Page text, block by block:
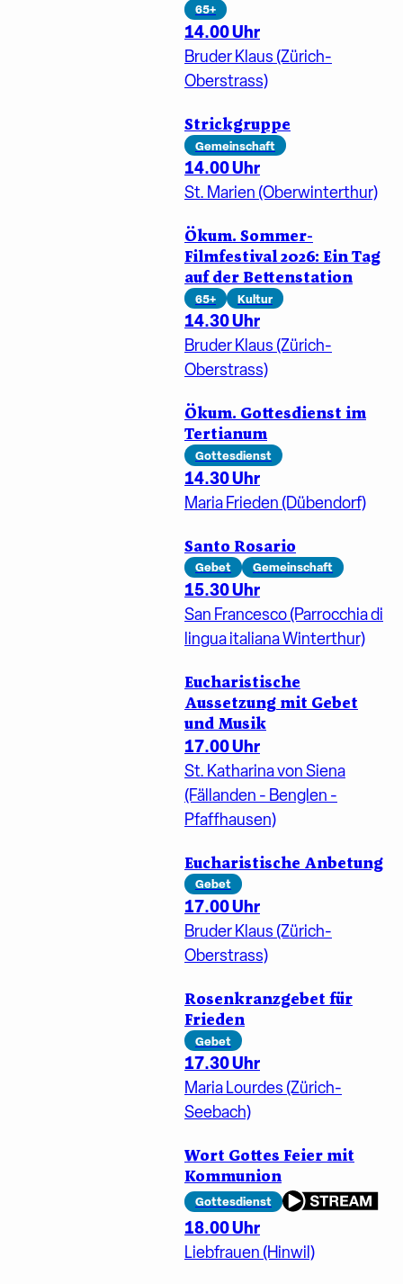
65+
14.00 Uhr
Bruder Klaus (Zürich-
Oberstrass)
Strickgruppe
Gemeinschaft
14.00 Uhr
St. Marien (Oberwinterthur)
Ökum. Sommer-
Filmfestival 2026: Ein Tag
auf der Bettenstation
65+ Kultur
14.30 Uhr
Bruder Klaus (Zürich-
Oberstrass)
Ökum. Gottesdienst im
Tertianum
Gottesdienst
14.30 Uhr
Maria Frieden (Dübendorf)
Santo Rosario
Gebet Gemeinschaft
15.30 Uhr
San Francesco (Parrocchia di
lingua italiana Winterthur)
Eucharistische
Aussetzung mit Gebet
und Musik
17.00 Uhr
St. Katharina von Siena
(Fällanden - Benglen -
Pfaffhausen)
Eucharistische Anbetung
Gebet
17.00 Uhr
Bruder Klaus (Zürich-
Oberstrass)
Rosenkranzgebet für
Frieden
Gebet
17.30 Uhr
Maria Lourdes (Zürich-
Seebach)
Wort Gottes Feier mit
Kommunion
Gottesdienst
18.00 Uhr
Liebfrauen (Hinwil)